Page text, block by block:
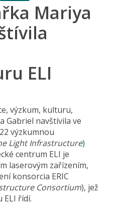
Mariya
ELI
výzkum, kulturu,
Gabriel navštívila ve
výzkumnou
Light Infrastructure)
centrum ELI je
laserovým zařízením,
konsorcia ERIC
Consortium), jež
řídí.